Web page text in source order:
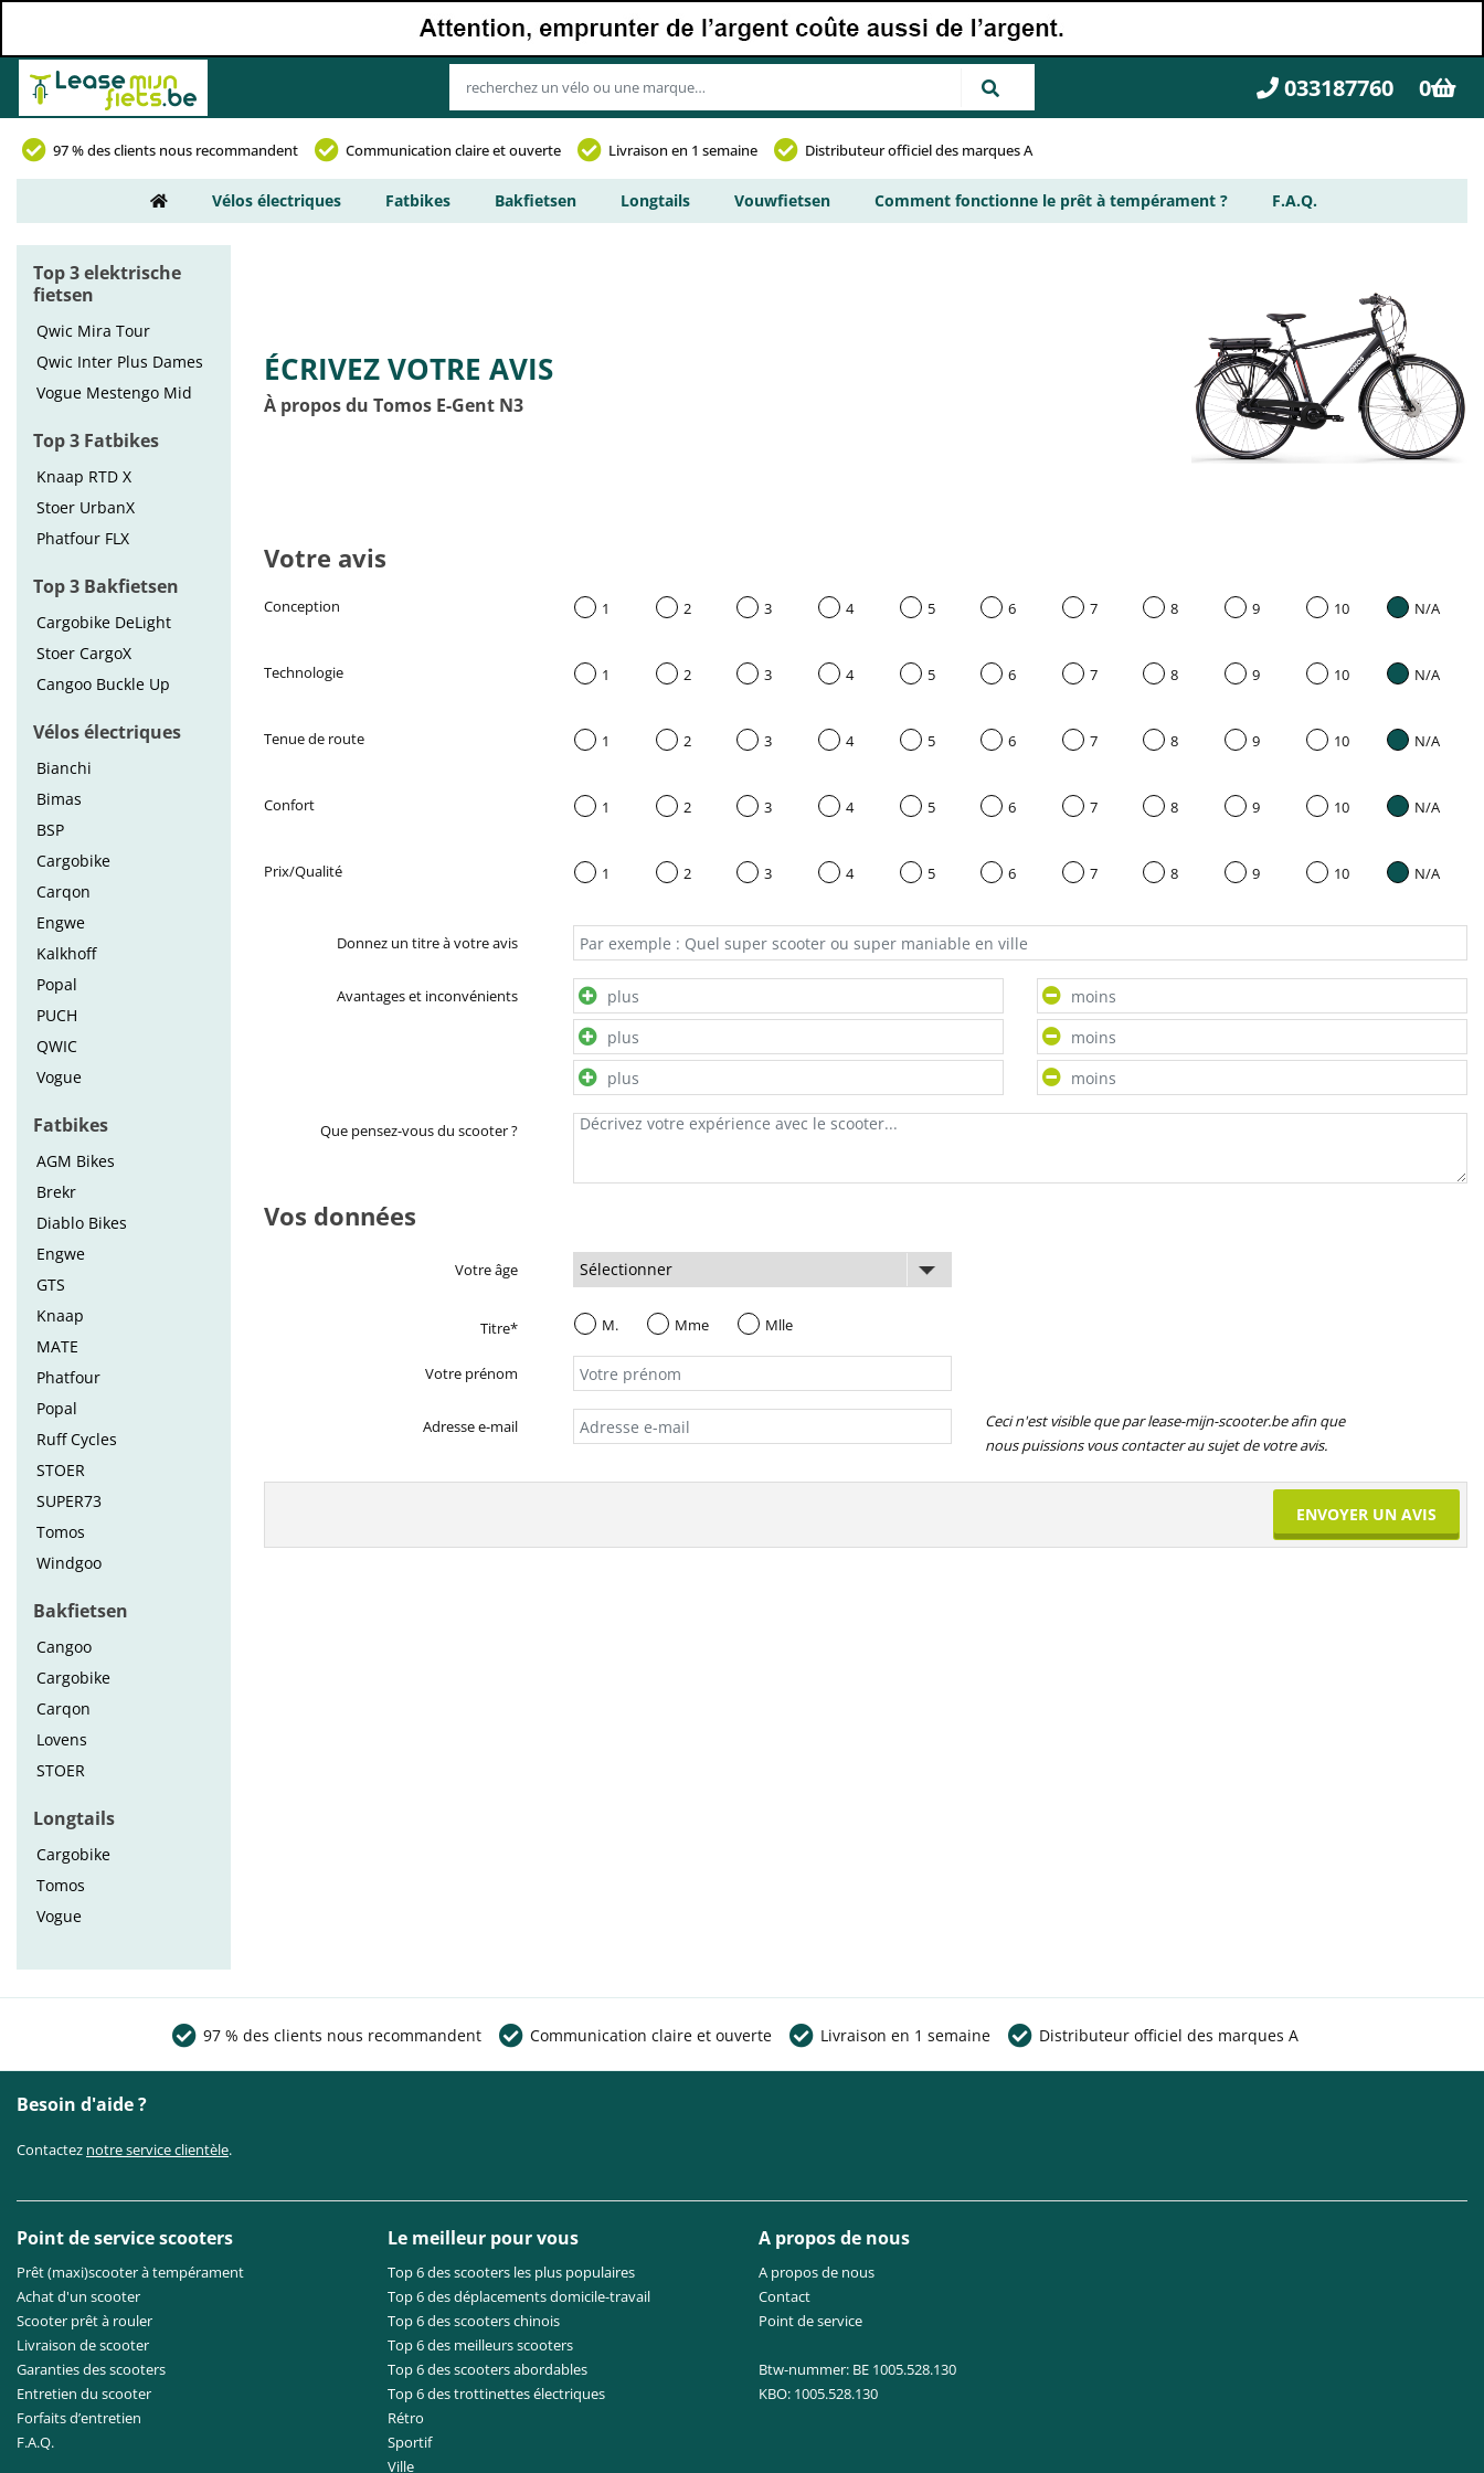
033187760 0
97 % des clients nous recommandent Communication claire et ouverte Livraison en 1 semaine Distributeur officiel des marques A
Vélos électriques Fatbikes Bakfietsen Longtails Vouwfietsen Comment fonctionne le prêt à tempérament ? F.A.Q.
Top 3 elektrische
fietsen
Qwic Mira Tour
Qwic Inter Plus Dames
Vogue Mestengo Mid
Top 3 Fatbikes
Knaap RTD X
Stoer UrbanX
Phatfour FLX
Top 3 Bakfietsen
Cargobike DeLight
Stoer CargoX
Cangoo Buckle Up
Vélos électriques
Bianchi
Bimas
BSP
Cargobike
Carqon
Engwe
Kalkhoff
Popal
PUCH
QWIC
Vogue
Fatbikes
AGM Bikes
Brekr
Diablo Bikes
Engwe
GTS
Knaap
MATE
Phatfour
Popal
Ruff Cycles
STOER
SUPER73
Tomos
Windgoo
Bakfietsen
Cangoo
Cargobike
Carqon
Lovens
STOER
Longtails
Cargobike
Tomos
Vogue
ÉCRIVEZ VOTRE AVIS
À propos du Tomos E-Gent N3
Votre avis
Conception 1 2 3 4 5 6 7 8 9 10 N/A
Technologie 1 2 3 4 5 6 7 8 9 10 N/A
Tenue de route 1 2 3 4 5 6 7 8 9 10 N/A
Confort 1 2 3 4 5 6 7 8 9 10 N/A
Prix/Qualité 1 2 3 4 5 6 7 8 9 10 N/A
Donnez un titre à votre avis
Avantages et inconvénients
Que pensez-vous du scooter ?
Vos données
Votre âge
Titre* M. Mme Mlle
Votre prénom
Adresse e-mail
Ceci n'est visible que par lease-mijn-scooter.be afin que
nous puissions vous contacter au sujet de votre avis.
97 % des clients nous recommandent Communication claire et ouverte Livraison en 1 semaine Distributeur officiel des marques A
Besoin d'aide ?
Contactez notre service clientèle.
Point de service scooters
Prêt (maxi)scooter à tempérament
Achat d'un scooter
Scooter prêt à rouler
Livraison de scooter
Garanties des scooters
Entretien du scooter
Forfaits d’entretien
F.A.Q.
Le meilleur pour vous
Top 6 des scooters les plus populaires
Top 6 des déplacements domicile-travail
Top 6 des scooters chinois
Top 6 des meilleurs scooters
Top 6 des scooters abordables
Top 6 des trottinettes électriques
Rétro
Sportif
Ville
A propos de nous
A propos de nous
Contact
Point de service
Btw-nummer: BE 1005.528.130
KBO: 1005.528.130